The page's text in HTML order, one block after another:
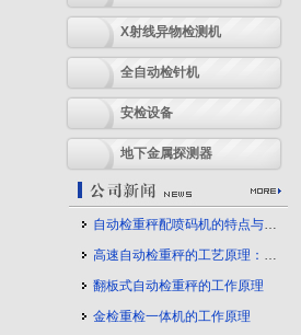
X射线异物检测机
全自动检针机
安检设备
地下金属探测器
自动检重秤配喷码机的特点与应用
高速自动检重秤的工艺原理：守护产品质量的幕后力量
翻板式自动检重秤的工作原理
金检重检一体机的工作原理